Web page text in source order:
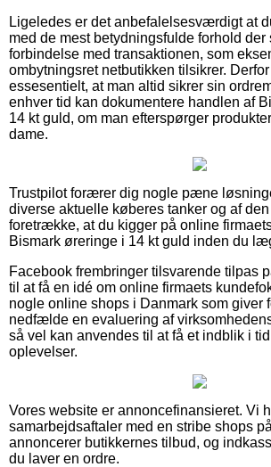
Ligeledes er det anbefalelsesværdigt at
med de mest betydningsfulde forhold der
forbindelse med transaktionen, som
ombytningsret netbutikken tilsikrer.
essesentielt, at man altid sikrer sin
enhver tid kan dokumentere handlen af
14 kt guld, om man efterspørger
dame.
Trustpilot forærer dig nogle pæne
diverse aktuelle køberes tanker og af
foretrække, at du kigger på online
Bismark øreringe i 14 kt guld inden du
Facebook frembringer tilsvarende tilpas
til at få en idé om online firmaets
nogle online shops i Danmark som giver
nedfælde en evaluering af
så vel kan anvendes til at få et indblik i
oplevelser.
Vores website er annoncefinansieret. Vi
samarbejdsaftaler med en stribe shops
annoncerer butikkernes tilbud, og
du laver en ordre.